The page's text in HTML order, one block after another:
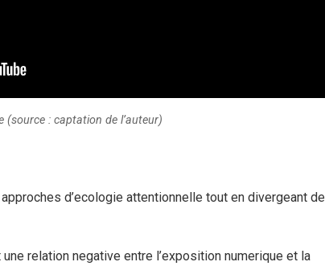
(source : captation de l’auteur)
d’ecologie attentionnelle tout en divergeant de
relation negative entre l’exposition numerique et la